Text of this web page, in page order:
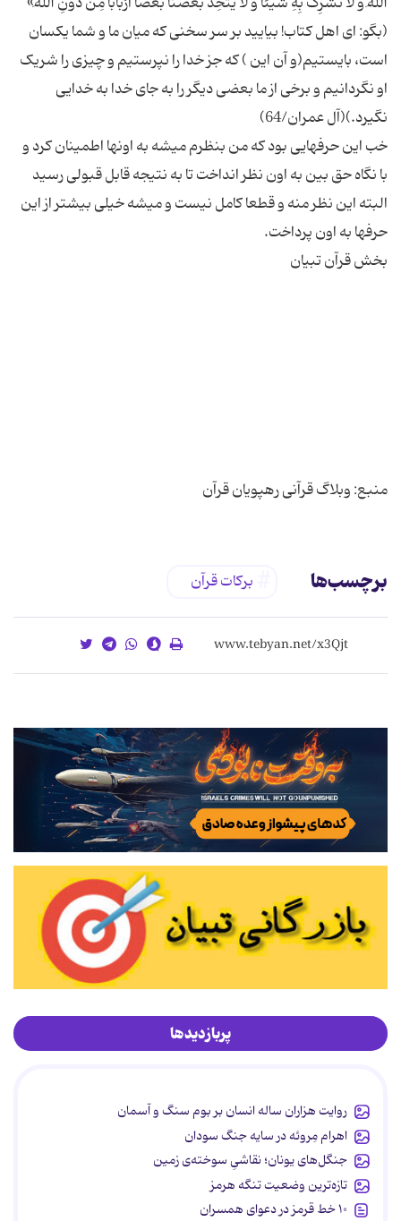
(بگو: ای اهل کتاب! بیایید بر سر سخنی که میان ما و شما یکسان
است، بایستیم(و آن این ) که جز خدا را نپرستیم و چیزی را شریک
او نگردانیم و برخی از ما بعضی دیگر را به جای خدا به خدایی
خب این حرفهایی بود که من بنظرم میشه به اونها اطمینان کرد و
با نگاه حق بین به اون نظر انداخت تا به نتیجه قابل قبولی رسید
البته این نظر منه و قطعا کامل نیست و میشه خیلی بیشتر از این
منبع: وبلاگ قرآنی رهپویان قرآن
برچسب‌ها برکات قرآن
پربازدیدها
روایت هزاران ساله انسان بر بوم سنگ و آسمان
اهرام مِروئه در سایه جنگ سودان
جنگل‌های یونان؛ نقاشیِ سوخته‌ی زمین
تازه‌ترین وضعیت تنگه هرمز
۱۰ خط قرمز در دعوای همسران